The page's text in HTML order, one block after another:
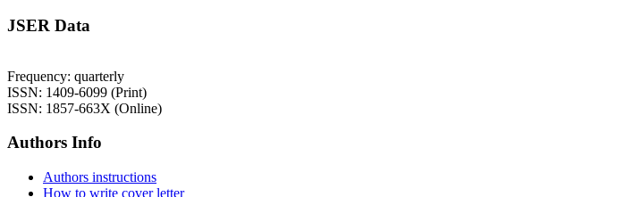
JSER Data
Frequency: quarterly
ISSN: 1409-6099 (Print)
ISSN: 1857-663X (Online)
Authors Info
Authors instructions
How to write cover letter